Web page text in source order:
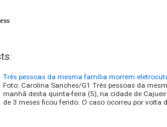
Três pessoas da mesma família morrem
Foto: Carolina Sanches/G1 Três pessoas da
manhã desta quinta-feira (5), na cidade de
de 3 meses ficou ferido. O caso ocorreu por volta